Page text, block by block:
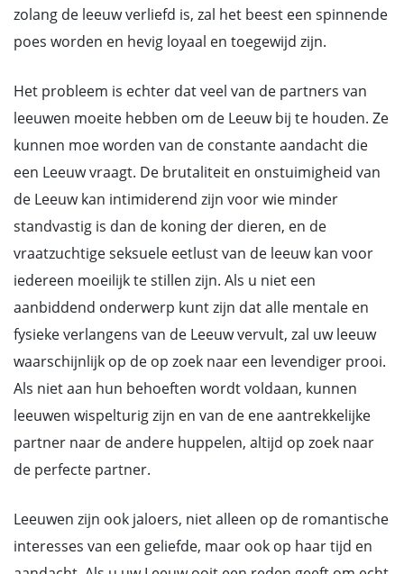
zolang de leeuw verliefd is, zal het beest een spinnende
poes worden en hevig loyaal en toegewijd zijn.
Het probleem is echter dat veel van de partners van
leeuwen moeite hebben om de Leeuw bij te houden. Ze
kunnen moe worden van de constante aandacht die
een Leeuw vraagt. De brutaliteit en onstuimigheid van
de Leeuw kan intimiderend zijn voor wie minder
standvastig is dan de koning der dieren, en de
vraatzuchtige seksuele eetlust van de leeuw kan voor
iedereen moeilijk te stillen zijn. Als u niet een
aanbiddend onderwerp kunt zijn dat alle mentale en
fysieke verlangens van de Leeuw vervult, zal uw leeuw
waarschijnlijk op de op zoek naar een levendiger prooi.
Als niet aan hun behoeften wordt voldaan, kunnen
leeuwen wispelturig zijn en van de ene aantrekkelijke
partner naar de andere huppelen, altijd op zoek naar
de perfecte partner.
Leeuwen zijn ook jaloers, niet alleen op de romantische
interesses van een geliefde, maar ook op haar tijd en